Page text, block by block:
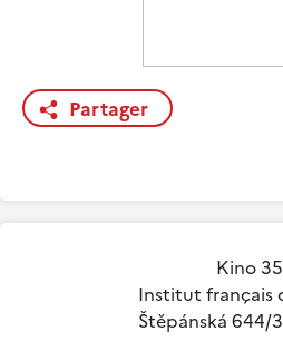
Partager
Kino 35
Institut français
Štěpánská 644/